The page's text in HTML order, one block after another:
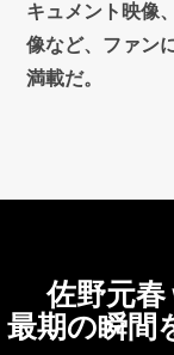
キュメント映像
像など、ファン
満載だ。
佐野元
最期の瞬間